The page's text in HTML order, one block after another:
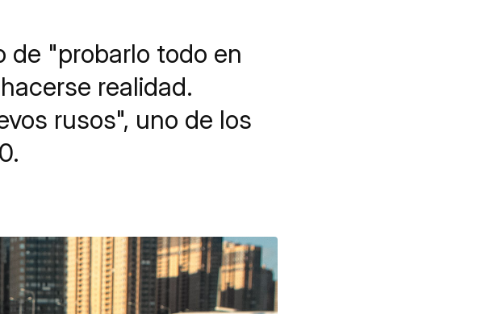
de "probarlo todo en
realidad.
rusos", uno de los